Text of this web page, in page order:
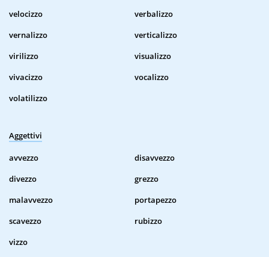
velocizzo
verbalizzo
vernalizzo
verticalizzo
virilizzo
visualizzo
vivacizzo
vocalizzo
volatilizzo
Aggettivi
avvezzo
disavvezzo
divezzo
grezzo
malavvezzo
portapezzo
scavezzo
rubizzo
vizzo